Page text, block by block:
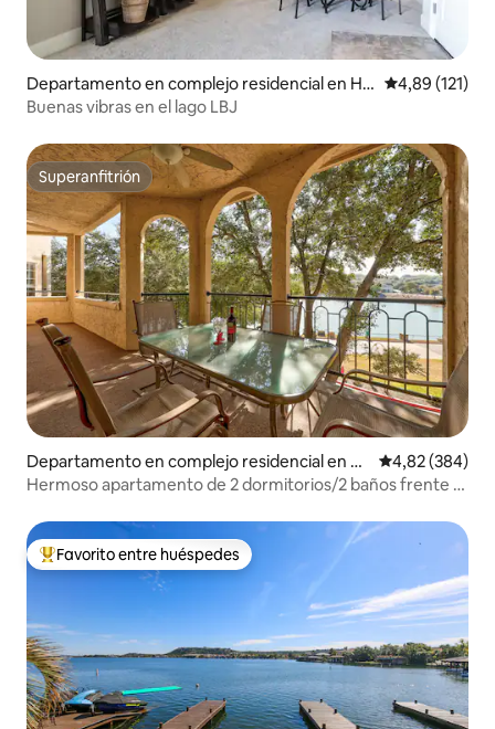
Departamento en complejo residencial en Ho
rseshoe Bay
Calificación
4,89 (121)
Buenas vibras en el lago LBJ
Superanfitrión
Superanfitrión
Departamento en complejo residencial en La
go Vista
Calificación
4,82 (384)
Hermoso apartamento de 2 dormitorios/2 baños frente al
Favorito entre los huéspedes más destacados
Favorito entre huéspedes